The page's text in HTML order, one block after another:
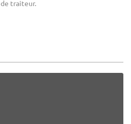
traiteur.